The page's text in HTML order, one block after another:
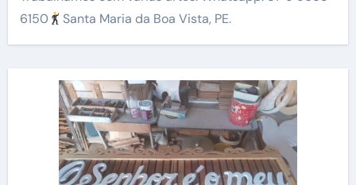
6150
Santa Maria da Boa Vista, PE.